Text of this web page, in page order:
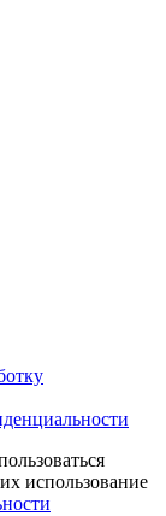
использование